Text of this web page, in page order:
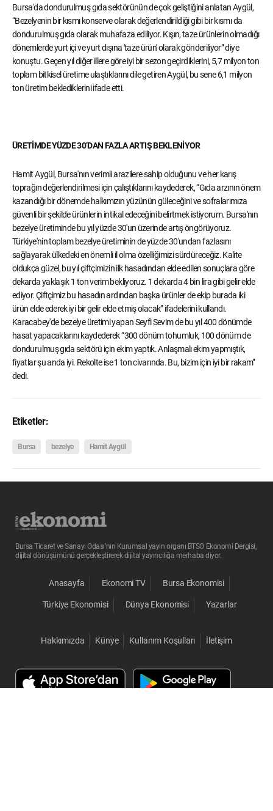
Bursa'da dondurulmuş gıda sektörünün de çok geliştiğini anlatan Aygül,
“Bezelyenin bir kısmı konserve olarak değerlendirildiği gibi bir kısmı da
dondurulmuş gıda olarak muhafaza ediliyor. Kışın, taze ürünlerin olmadığı
dönemlerde yurt içi ve yurt dışına 'taze ürün' olarak gönderiliyor” diye
konuştu. Geçen yıl diğer illere göre iyi bir sezon geçirdiklerini, 5,7 milyon ton
toplam bitkisel üretime ulaştıklarını dile getiren Aygül, bu sene 6,1 milyon
ton üretim beklediklerini ifade etti.
ÜRETİMDE YÜZDE 30’DAN FAZLA ARTIŞ BEKLENİYOR
Hamit Aygül, Bursa'nın verimli arazilere sahip olduğunu ve her karış
toprağın değerlendirilmesi için çalıştıklarını kaydederek, “Gıda arzının önem
kazandığı bir dönemde halkımızın yüzünün güleceğini ve sofralarımıza
güvenli bir şekilde ürünlerin intikal edeceğini belirtmek istiyorum. Bursa'nın
bezelye üretiminde bu yıl yüzde 30'un üzerinde artış öngörüyoruz.
Türkiye'nin toplam bezelye üretiminin de yüzde 30'undan fazlasını
sağlayarak ülkedeki en önemli il olma özelliğimizi sürdüreceğiz. Kalite
oldukça güzel, bu yıl çiftçimizin ilk hasadından elde edilen sonuçlara göre
dekarda yaklaşık 1 ton verim bekliyoruz. 1 dekarda 4 bin lira gibi gelir elde
ediyor. Çiftçimiz bu hasadın ardından başka ürünler de ekip burada iki
ürün elde ederek iyi bir gelir elde etmiş olacak” ifadelerini kullandı.
Karacabey'de bezelye üretimi yapan Seyfi Sevim de bu yıl 400 dönümde
hasat yapacaklarını kaydederek “300 dönüm tohumluk, 100 dönüm de
dondurulmuş gıda sektörü için ekim yaptık. Anlaşmalı ekim yapmıştık,
fiyatlar şu anda iyi. Rekolte ise 1 ton civarında. Bu, bizim için iyi bir rakam”
dedi.
Etiketler:
Bursa bezelye Hamit Aygül
Bursa Ticaret ve Sanayi Odası’nın Kurumsal yayın organı BTSO Ekonomi Dergisi,
dijital dönüşümünü gerçekleştirerek dijital yayıncılığa merhaba diyor.
Anasayfa Ekonomi TV Bursa Ekonomisi
Türkiye Ekonomisi Dünya Ekonomisi Yazarlar
Hakkımızda Künye Kullanım Koşulları İletişim